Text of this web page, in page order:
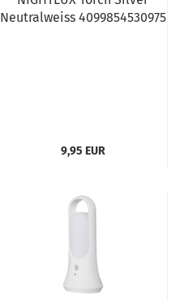
Neutralweiss 4099854530975
9,95 EUR